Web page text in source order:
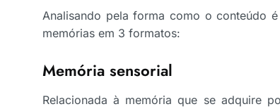
Analisando pela forma como o conteúdo
memórias em 3 formatos:
Memória sensorial
Relacionada à memória que se adquire